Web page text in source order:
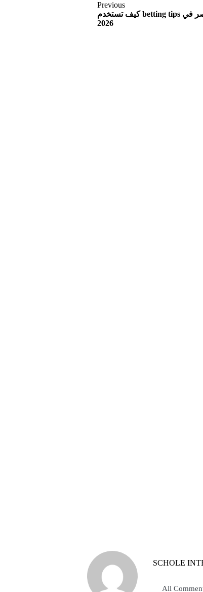
Previous
كيف تستخدم betting tips لتحسين فرصك في مباراة أستراليا ضد مصر في
2026
SCHOLE
All